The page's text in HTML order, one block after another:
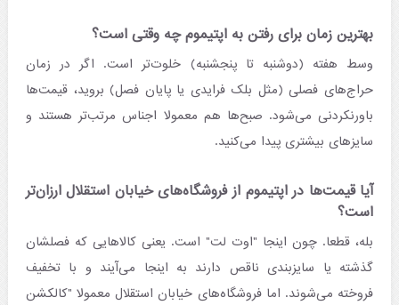
بهترین زمان برای رفتن به اپتیموم چه وقتی است؟
وسط هفته (دوشنبه تا پنجشنبه) خلوت‌تر است. اگر در زمان
حراج‌های فصلی (مثل بلک فرایدی یا پایان فصل) بروید، قیمت‌ها
باورنکردنی می‌شود. صبح‌ها هم معمولا اجناس مرتب‌تر هستند و
سایزهای بیشتری پیدا می‌کنید.
آیا قیمت‌ها در اپتیموم از فروشگاه‌های خیابان استقلال ارزان‌تر
است؟
بله، قطعا. چون اینجا "اوت لت" است. یعنی کالاهایی که فصلشان
گذشته یا سایزبندی ناقص دارند به اینجا می‌آیند و با تخفیف
فروخته می‌شوند. اما فروشگاه‌های خیابان استقلال معمولا "کالکشن